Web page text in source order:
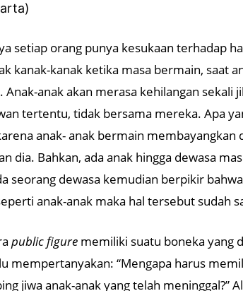
setiap orang punya kesukaan terhadap
kanak-kanak ketika masa bermain, saat
anak akan merasa kehilangan sekali
tertentu, tidak bersama mereka. Apa
anak- anak bermain
dia. Bahkan, ada anak hingga dewasa
seorang dewasa kemudian berpikir
anak-anak maka hal tersebut sudah
public figure memiliki suatu boneka yang
mempertanyakan: “Mengapa harus
jiwa anak-anak yang telah meninggal?”